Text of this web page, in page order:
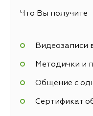
Что Вы получите
Видеозаписи
Методички и
Общение с
Сертификат